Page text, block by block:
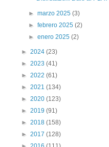
►marzo 2025(3)
►febrero 2025(2)
►enero 2025(2)
► 2024 (23)
► 2023 (41)
► 2022 (61)
► 2021 (134)
► 2020 (123)
► 2019 (91)
► 2018 (158)
► 2017 (128)